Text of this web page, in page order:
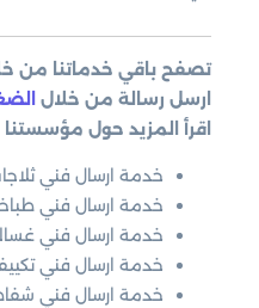
تصفح باقي خدماتنا من
ارسل رسالة من خلال
اقرأ المزيد حول
خدمة ارسال فني
خدمة ارسال فني
خدمة ارسال فني
خدمة ارسال فني
خدمة ارسال فني